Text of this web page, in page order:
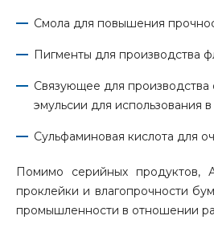
Смола для повышения
Пигменты для производства
Связующее для производства
эмульсии для использования
Сульфаминовая кислота для
Помимо серийных продуктов,
проклейки и влагопрочности
промышленности в отношении